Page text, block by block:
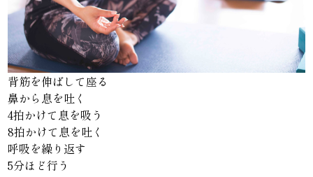
背筋を伸ばして座る
鼻から息を吐く
4拍かけて息を吸う
8拍かけて息を吐く
呼吸を繰り返す
5分ほど行う